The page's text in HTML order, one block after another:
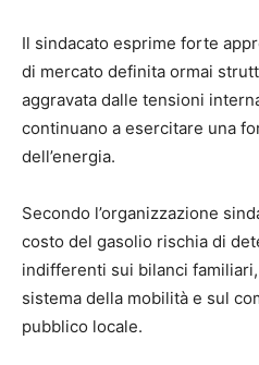
Il sindacato esprime forte
di mercato definita ormai
aggravata dalle tensioni
continuano a esercitare una
dell’energia.
Secondo l’organizzazione
costo del gasolio rischia di
indifferenti sui bilanci familiari,
sistema della mobilità e sul
pubblico locale.